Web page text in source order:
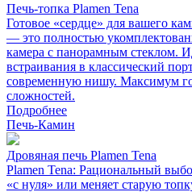
Печь-топка Plamen Tena
Готовое «сердце» для вашего
— это полностью
камера с панорамным стеклом.
встраивания в классический
современную нишу. Максимум
сложностей.
Подробнее
Печь-Камин
Дровяная печь Plamen Tena
Plamen Tena: Рациональный
«с нуля» или меняет старую